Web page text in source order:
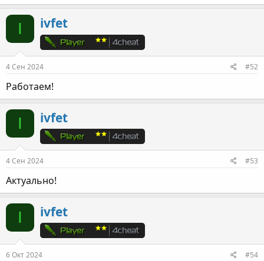
I ivfet
4 Сен 2024 #52
Работаем!
I ivfet
4 Сен 2024 #53
Актуально!
I ivfet
6 Окт 2024 #54